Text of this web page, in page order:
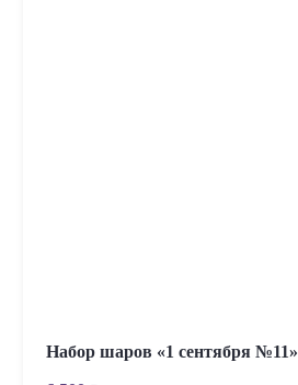
Набор шаров «1 сентября №11»